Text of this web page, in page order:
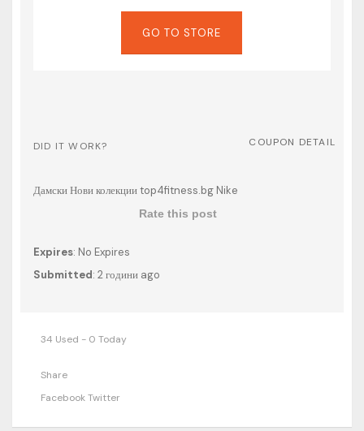
GO TO STORE
DID IT WORK? COUPON DETAIL
Дамски Нови колекции top4fitness.bg Nike
Rate this post
Expires: No Expires
Submitted: 2 години ago
34 Used - 0 Today
Share
FacebookTwitter